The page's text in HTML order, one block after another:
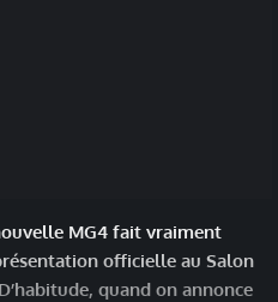
MG4 fait vraiment
officielle au Salon
quand on annonce